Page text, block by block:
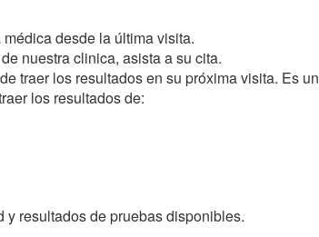
desde la última visita.
nuestra clinica, asista a su cita.
traer los resultados en su próxima visita. Es
los resultados de:
resultados de pruebas disponibles.